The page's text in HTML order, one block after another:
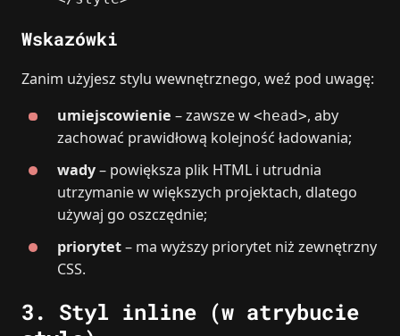
Wskazówki
Zanim użyjesz stylu wewnętrznego, weź pod uwagę:
umiejscowienie – zawsze w<head>, aby
zachować prawidłową kolejność ładowania;
wady– powiększa plik HTML i utrudnia
utrzymanie w większych projektach, dlatego
używaj go oszczędnie;
priorytet– ma wyższy priorytet niż zewnętrzny
CSS.
3. Styl inline (w atrybucie